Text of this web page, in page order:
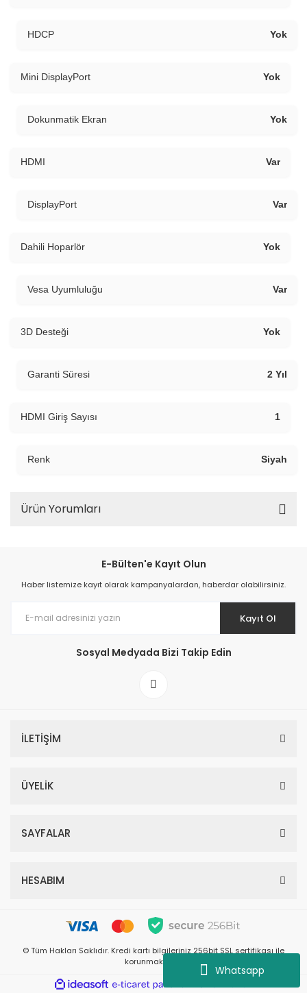
Whatsapp
HDCP Yok
Mini DisplayPort Yok
Dokunmatik Ekran Yok
HDMI Var
DisplayPort Var
Dahili Hoparlör Yok
Vesa Uyumluluğu Var
3D Desteği Yok
Garanti Süresi 2 Yıl
HDMI Giriş Sayısı 1
Renk Siyah
Ürün Yorumları
E-Bülten'e Kayıt Olun
Haber listemize kayıt olarak kampanyalardan, haberdar olabilirsiniz.
Kayıt Ol
Sosyal Medyada Bizi Takip Edin
İLETİŞİM
ÜYELİK
SAYFALAR
HESABIM
© Tüm Hakları Saklıdır. Kredi kartı bilgileriniz 256bit SSL sertifikası ile
korunmaktadır.
ideasoft